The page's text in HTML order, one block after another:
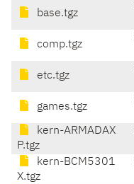
base.tgz
comp.tgz
etc.tgz
games.tgz
kern-ARMADAX
P.tgz
kern-BCM5301
X.tgz